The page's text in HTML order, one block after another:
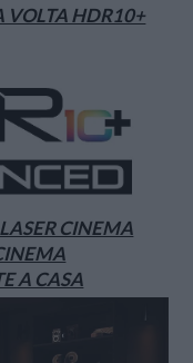
VOLTA HDR10+
CINEMA
A CASA